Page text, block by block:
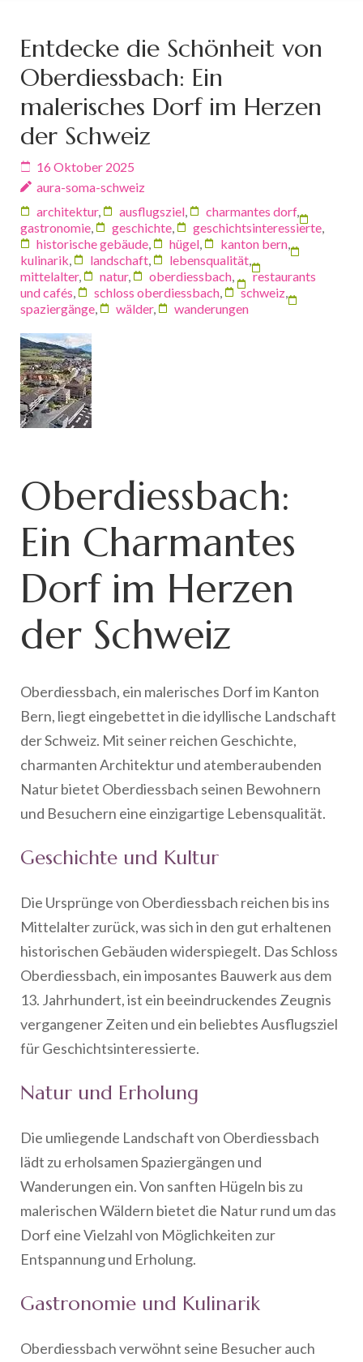
Entdecke die Schönheit von
Oberdiessbach: Ein
malerisches Dorf im Herzen
der Schweiz
16 Oktober 2025
aura-soma-schweiz
architektur, ausflugsziel charmantes dorf,
gastronomie
geschichte geschichtsinteressierte
historische gebäude
hügel kanton bern
kulinarik
landschaft lebensqualität
mittelalter, natur, oberdiessbach
restaurants
und cafés
schloss oberdiessbach schweiz
spaziergänge
wälder, wanderungen
Oberdiessbach:
Ein Charmantes
Dorf im Herzen
der Schweiz
Oberdiessbach, ein malerisches Dorf im Kanton
Bern, liegt eingebettet in die idyllische Landschaft
der Schweiz. Mit seiner reichen Geschichte,
charmanten Architektur und atemberaubenden
Natur bietet Oberdiessbach seinen Bewohnern
und Besuchern eine einzigartige Lebensqualität.
Geschichte und Kultur
Die Ursprünge von Oberdiessbach reichen bis ins
Mittelalter zurück, was sich in den gut erhaltenen
historischen Gebäuden widerspiegelt. Das Schloss
Oberdiessbach, ein imposantes Bauwerk aus dem
13. Jahrhundert, ist ein beeindruckendes Zeugnis
vergangener Zeiten und ein beliebtes Ausflugsziel
für Geschichtsinteressierte.
Natur und Erholung
Die umliegende Landschaft von Oberdiessbach
lädt zu erholsamen Spaziergängen und
Wanderungen ein. Von sanften Hügeln bis zu
malerischen Wäldern bietet die Natur rund um das
Dorf eine Vielzahl von Möglichkeiten zur
Entspannung und Erholung.
Gastronomie und Kulinarik
Oberdiessbach verwöhnt seine Besucher auch